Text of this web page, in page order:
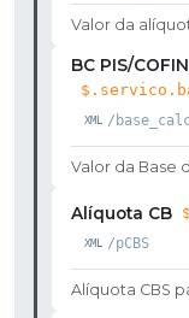
Valor da
BC PIS/
/
Valor da Base
Alíquota CB
/pCBS
Alíquota CBS